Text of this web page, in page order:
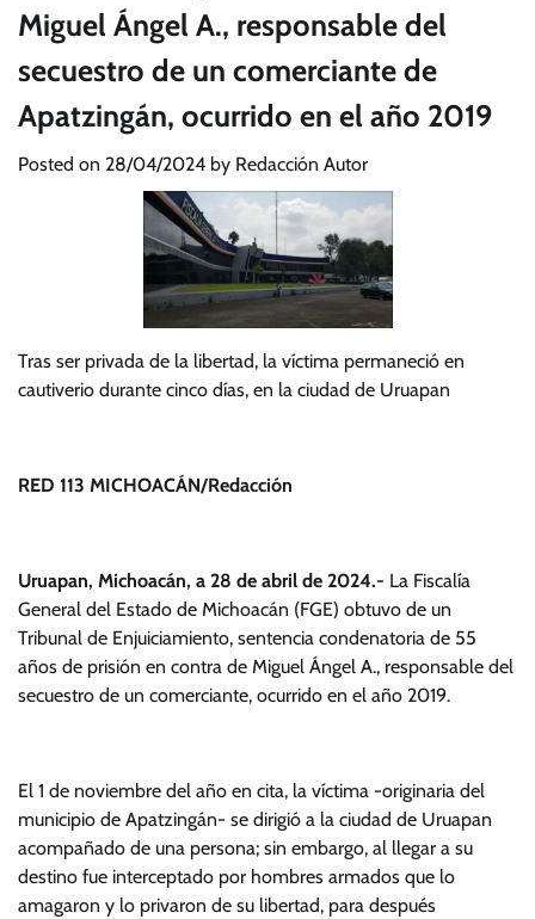
Miguel Ángel A., responsable del
secuestro de un comerciante de
Apatzingán, ocurrido en el año 2019
Posted on 28/04/2024 by Redacción Autor
Tras ser privada de la libertad, la víctima permaneció en
cautiverio durante cinco días, en la ciudad de Uruapan
RED 113 MICHOACÁN/Redacción
Uruapan, Michoacán, a 28 de abril de 2024.- La Fiscalía
General del Estado de Michoacán (FGE) obtuvo de un
Tribunal de Enjuiciamiento, sentencia condenatoria de 55
años de prisión en contra de Miguel Ángel A., responsable del
secuestro de un comerciante, ocurrido en el año 2019.
El 1 de noviembre del año en cita, la víctima -originaria del
municipio de Apatzingán- se dirigió a la ciudad de Uruapan
acompañado de una persona; sin embargo, al llegar a su
destino fue interceptado por hombres armados que lo
amagaron y lo privaron de su libertad, para después